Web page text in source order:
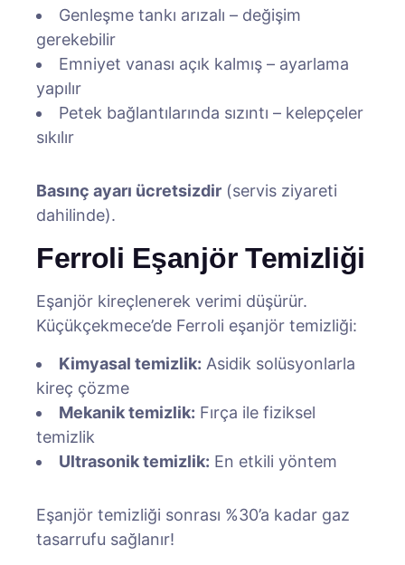
Genleşme tankı arızalı – değişim
gerekebilir
Emniyet vanası açık kalmış – ayarlama
yapılır
Petek bağlantılarında sızıntı – kelepçeler
sıkılır
Basınç ayarı ücretsizdir (servis ziyareti
dahilinde).
Ferroli Eşanjör Temizliği
Eşanjör kireçlenerek verimi düşürür.
Küçükçekmece’de Ferroli eşanjör temizliği:
Kimyasal temizlik: Asidik solüsyonlarla
kireç çözme
Mekanik temizlik: Fırça ile fiziksel
temizlik
Ultrasonik temizlik: En etkili yöntem
Eşanjör temizliği sonrası %30’a kadar gaz
tasarrufu sağlanır!